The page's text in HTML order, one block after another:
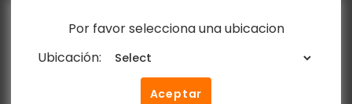
Por favor selecciona una ubicacion
Ubicación:
Aceptar